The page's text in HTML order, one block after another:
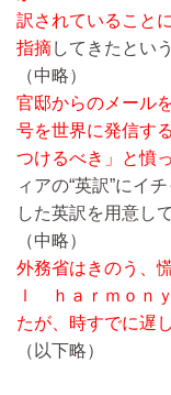
訳されていること
指摘してきたという
（中略）
官邸からのメール
号を世界に発信す
つけるべき」と憤
ィアの“英訳”にイ
した英訳を用意し
（中略）
外務省はきのう、
ｌ ｈａｒｍｏｎ
たが、時すでに遅し
（以下略）